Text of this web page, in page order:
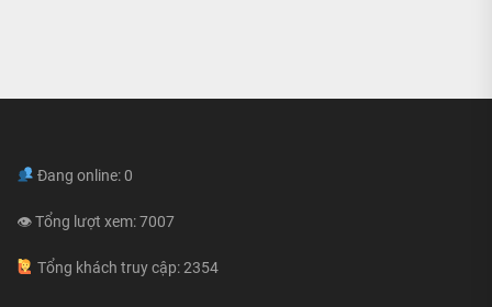
Đang online: 0
👁 Tổng lượt xem: 7007
Tổng khách truy cập: 2354